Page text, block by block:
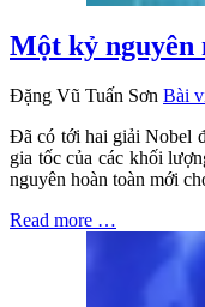
Một kỷ nguyên
Đặng Vũ Tuấn Sơn Bài
Đã có tới hai giải Nobel
gia tốc của các khối
nguyên hoàn toàn mới
Read more …